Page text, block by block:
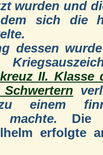
wurden und
sich die
dessen
II. Klasse
einem
machte. Die
erfolgte